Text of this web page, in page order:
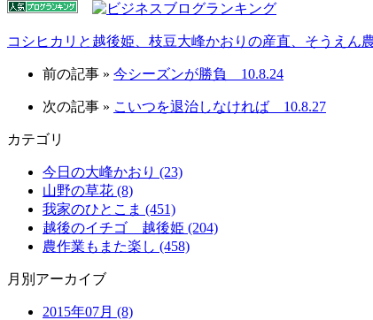
コシヒカリと越後姫、枝豆大峰かおりの産直、そうえん
前の記事 » 今シーズンが勝負 10.8.24
次の記事 » こいつを退治しなければ 10.8.27
カテゴリ
今日の大峰かおり (23)
山野の草花 (8)
我家のひとこま (451)
越後のイチゴ 越後姫 (204)
農作業もまた楽し (458)
月別アーカイブ
2015年07月 (8)